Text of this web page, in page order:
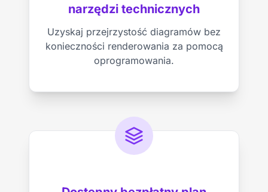
narzędzi technicznych
Uzyskaj przejrzystość diagramów bez
konieczności renderowania za pomocą
oprogramowania.